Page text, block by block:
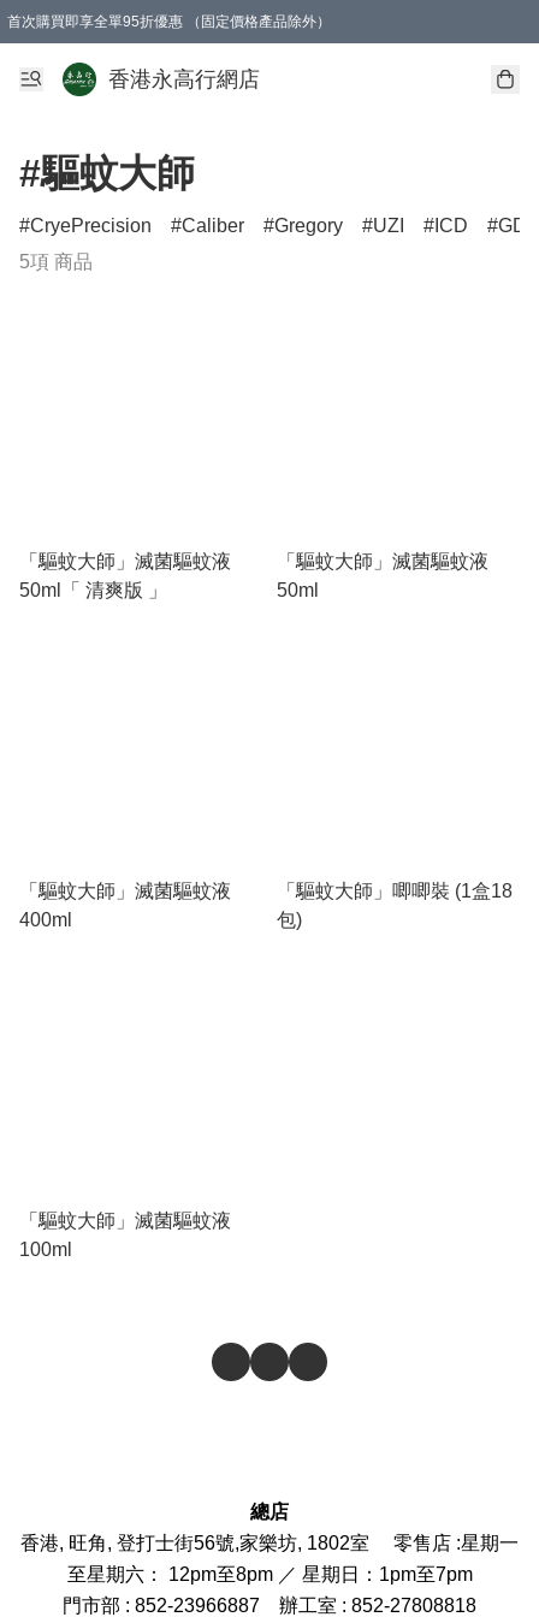
首次購買即享全單95折優惠 （固定價格產品除外）
澳門地區購物滿$800免運費
香港地區購物滿$600免運費
購買滿HK$1000即可免費獲得一個GEARLEX Small Ear Carabiner 2.0 扣環（贈品
香港永高行網店
#驅蚊大師
CryePrecision Caliber Gregory UZI ICD
5項 商品
「驅蚊大師」滅菌驅蚊液
50ml「 清爽版 」
「驅蚊大師」滅菌驅蚊液
50ml
「驅蚊大師」滅菌驅蚊液
400ml
「驅蚊大師」唧唧裝 (1盒18
包)
「驅蚊大師」滅菌驅蚊液
100ml
總店
香港, 旺角, 登打士街56號,家樂坊, 1802室 零售店 :星期一
至星期六： 12pm至8pm ／ 星期日：1pm至7pm
門市部 : 852-23966887 辦工室 : 852-27808818